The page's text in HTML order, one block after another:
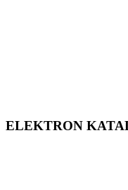
ELEKTRON